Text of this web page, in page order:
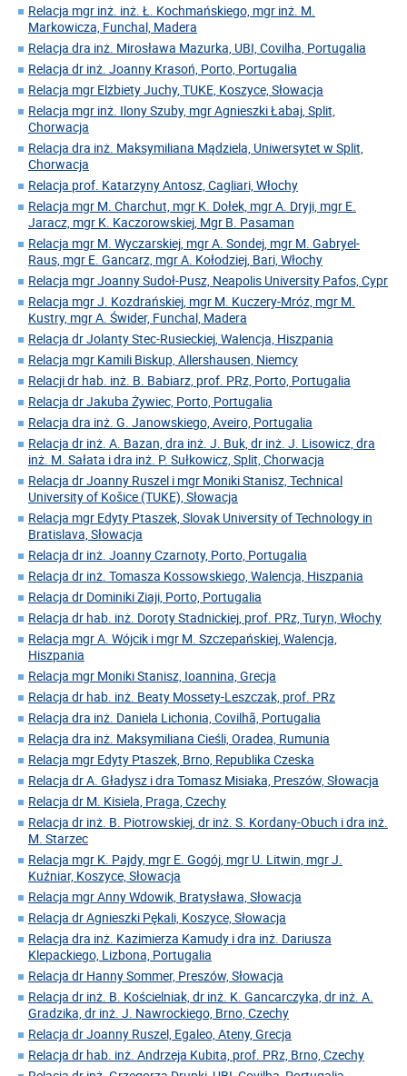
Relacja mgr inż. inż. Ł. Kochmańskiego, mgr inż. M.
Markowicza, Funchal, Madera
Relacja dra inż. Mirosława Mazurka, UBI, Covilha, Portugalia
Relacja dr inż. Joanny Krasoń, Porto, Portugalia
Relacja mgr Elżbiety Juchy, TUKE, Koszyce, Słowacja
Relacja mgr inż. Ilony Szuby, mgr Agnieszki Łabaj, Split,
Chorwacja
Relacja dra inż. Maksymiliana Mądziela, Uniwersytet w Split,
Chorwacja
Relacja prof. Katarzyny Antosz, Cagliari, Włochy
Relacja mgr M. Charchut, mgr K. Dołek, mgr A. Dryji, mgr E.
Jaracz, mgr K. Kaczorowskiej, Mgr B. Pasaman
Relacja mgr M. Wyczarskiej, mgr A. Sondej, mgr M. Gabryel-
Raus, mgr E. Gancarz, mgr A. Kołodziej, Bari, Włochy
Relacja mgr Joanny Sudoł-Pusz, Neapolis University Pafos, Cypr
Relacja mgr J. Kozdrańskiej, mgr M. Kuczery-Mróz, mgr M.
Kustry, mgr A. Świder, Funchal, Madera
Relacja dr Jolanty Stec-Rusieckiej, Walencja, Hiszpania
Relacja mgr Kamili Biskup, Allershausen, Niemcy
Relacji dr hab. inż. B. Babiarz, prof. PRz, Porto, Portugalia
Relacja dr Jakuba Żywiec, Porto, Portugalia
Relacja dra inż. G. Janowskiego, Aveiro, Portugalia
Relacja dr inż. A. Bazan, dra inż. J. Buk, dr inż. J. Lisowicz, dra
inż. M. Sałata i dra inż. P. Sułkowicz, Split, Chorwacja
Relacja dr Joanny Ruszel i mgr Moniki Stanisz, Technical
University of Košice (TUKE), Słowacja
Relacja mgr Edyty Ptaszek, Slovak University of Technology in
Bratislava, Słowacja
Relacja dr inż. Joanny Czarnoty, Porto, Portugalia
Relacja dr inż. Tomasza Kossowskiego, Walencja, Hiszpania
Relacja dr Dominiki Ziaji, Porto, Portugalia
Relacja dr hab. inż. Doroty Stadnickiej, prof. PRz, Turyn, Włochy
Relacja mgr A. Wójcik i mgr M. Szczepańskiej, Walencja,
Hiszpania
Relacja mgr Moniki Stanisz, Ioannina, Grecja
Relacja dr hab. inż. Beaty Mossety-Leszczak, prof. PRz
Relacja dra inż. Daniela Lichonia, Covilhã, Portugalia
Relacja dra inż. Maksymiliana Cieśli, Oradea, Rumunia
Relacja mgr Edyty Ptaszek, Brno, Republika Czeska
Relacja dr A. Gładysz i dra Tomasz Misiaka, Preszów, Słowacja
Relacja dr M. Kisiela, Praga, Czechy
Relacja dr inż. B. Piotrowskiej, dr inż. S. Kordany-Obuch i dra inż.
M. Starzec
Relacja mgr K. Pajdy, mgr E. Gogój, mgr U. Litwin, mgr J.
Kuźniar, Koszyce, Słowacja
Relacja mgr Anny Wdowik, Bratysława, Słowacja
Relacja dr Agnieszki Pękali, Koszyce, Słowacja
Relacja dra inż. Kazimierza Kamudy i dra inż. Dariusza
Klepackiego, Lizbona, Portugalia
Relacja dr Hanny Sommer, Preszów, Słowacja
Relacja dr inż. B. Kościelniak, dr inż. K. Gancarczyka, dr inż. A.
Gradzika, dr inż. J. Nawrockiego, Brno, Czechy
Relacja dr Joanny Ruszel, Egaleo, Ateny, Grecja
Relacja dr hab. inż. Andrzeja Kubita, prof. PRz, Brno, Czechy